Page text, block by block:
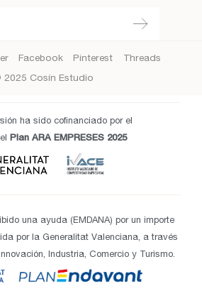
2025 Cosín Estudio
Facebook Pinterest Threads
ha sido cofinanciado por el
Plan ARA EMPRESES 2025
una ayuda (EMDANA) por un importe
por la Generalitat Valenciana, a través
Industria, Comercio y Turismo.